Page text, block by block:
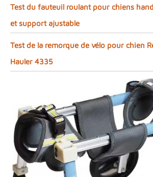
Test du fauteuil roulant pour chiens
et support ajustable
Test de la remorque de vélo pour chien
Hauler 4335